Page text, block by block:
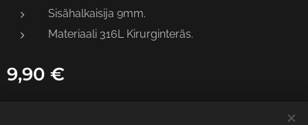
Sisähalkaisija 9mm.
Materiaali 316L Kirurginteräs.
9,90 €